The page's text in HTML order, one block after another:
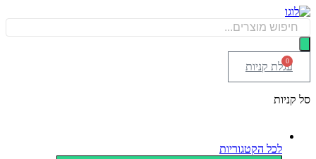
דלג
לתוכן
Products
search
0
עגלת קניות
סל קניות
לכל הקטגוריות